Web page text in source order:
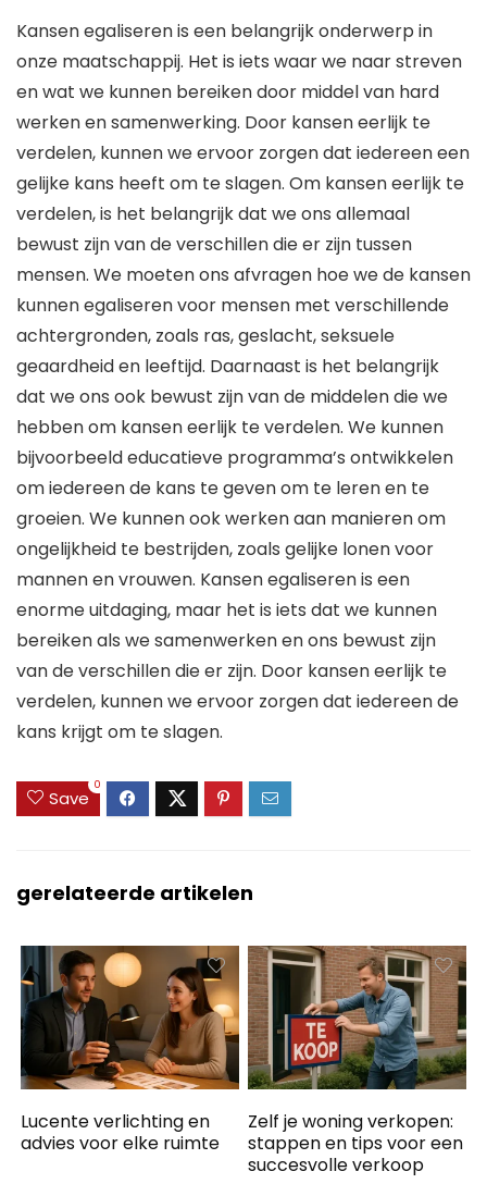
Kansen egaliseren is een belangrijk onderwerp in
onze maatschappij. Het is iets waar we naar streven
en wat we kunnen bereiken door middel van hard
werken en samenwerking. Door kansen eerlijk te
verdelen, kunnen we ervoor zorgen dat iedereen een
gelijke kans heeft om te slagen. Om kansen eerlijk te
verdelen, is het belangrijk dat we ons allemaal
bewust zijn van de verschillen die er zijn tussen
mensen. We moeten ons afvragen hoe we de kansen
kunnen egaliseren voor mensen met verschillende
achtergronden, zoals ras, geslacht, seksuele
geaardheid en leeftijd. Daarnaast is het belangrijk
dat we ons ook bewust zijn van de middelen die we
hebben om kansen eerlijk te verdelen. We kunnen
bijvoorbeeld educatieve programma’s ontwikkelen
om iedereen de kans te geven om te leren en te
groeien. We kunnen ook werken aan manieren om
ongelijkheid te bestrijden, zoals gelijke lonen voor
mannen en vrouwen. Kansen egaliseren is een
enorme uitdaging, maar het is iets dat we kunnen
bereiken als we samenwerken en ons bewust zijn
van de verschillen die er zijn. Door kansen eerlijk te
verdelen, kunnen we ervoor zorgen dat iedereen de
kans krijgt om te slagen.
Save
0
gerelateerde artikelen
Lucente verlichting en
advies voor elke ruimte
Zelf je woning verkopen:
stappen en tips voor een
succesvolle verkoop